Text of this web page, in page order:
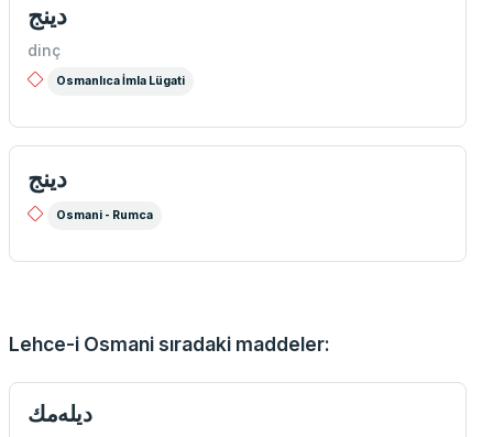
دینج
dinç
Osmanlıca İmla Lügati
دينج
Osmani - Rumca
Lehce-i Osmani sıradaki maddeler:
ديله‌مك